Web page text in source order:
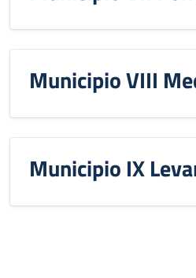
Municipio VIII
Municipio IX